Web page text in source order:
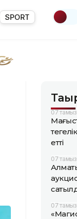
SPORT
07
етті
07
07